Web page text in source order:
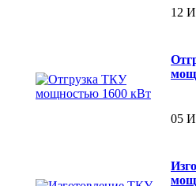
12
05